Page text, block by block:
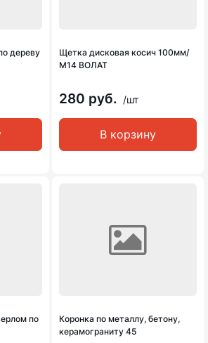
дереву
Щетка дисковая косич 100мм/
М14 ВОЛАТ
280 руб. /шт
В корзину
по
Коронка по металлу, бетону,
керамограниту 45